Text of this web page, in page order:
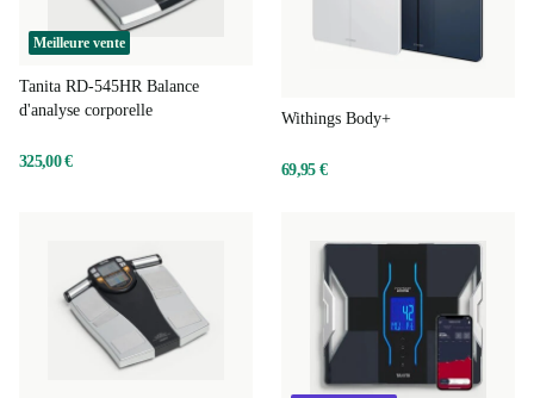
Meilleure vente
Tanita RD-545HR Balance
d'analyse corporelle
325,00 €
Withings Body+
69,95 €